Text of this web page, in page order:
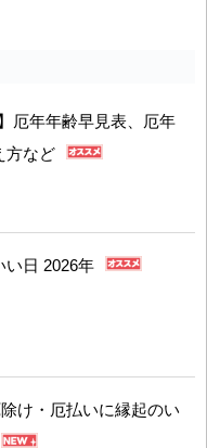
厄年年齢早見表、厄年
方など
い日 2026年
け・厄払いに縁起のい